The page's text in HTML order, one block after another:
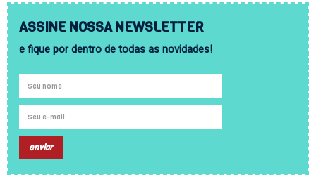
ASSINE NOSSA NEWSLETTER
e fique por dentro de todas as novidades!